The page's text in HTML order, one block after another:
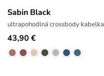
Sabin Black
ultrapohodlná crossbody kabelka
43,90 €